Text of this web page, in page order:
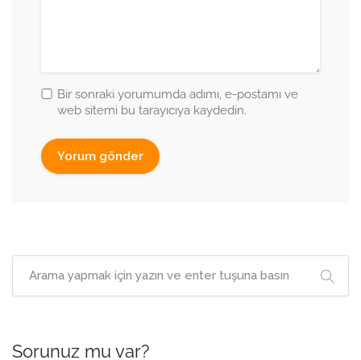
Bir sonraki yorumumda adımı, e-postamı ve
web sitemi bu tarayıcıya kaydedin.
Sorunuz mu var?